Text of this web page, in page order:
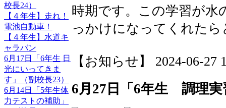
校長24）
【４年生】走れ！
電池自動車！
【４年生】水道キ
ャラバン
6月17日「6年生 日
光にいってきま
す」（副校長23）
6月14日「5年生体
力テストの補助」
時期です。この学習が水
っかけになってくれたら
【お知らせ】 2024-06-27
6月27日「6年生 調理実